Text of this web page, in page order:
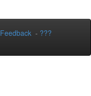
Feedback - ???